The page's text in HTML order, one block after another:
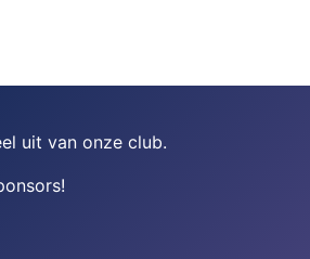
uit van onze club.
!